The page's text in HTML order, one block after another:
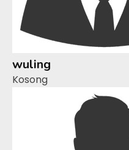
wuling
Kosong